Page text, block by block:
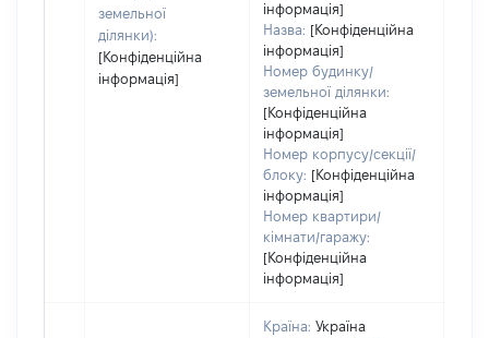
земельної
ділянки):
[Конфіденційна
інформація]
інформація]
Назва: [Конфіденційна
інформація]
Номер будинку/
земельної ділянки:
[Конфіденційна
інформація]
Номер корпусу/секції/
блоку: [Конфіденційна
інформація]
Номер квартири/
кімнати/гаражу:
[Конфіденційна
інформація]
Країна: Україна